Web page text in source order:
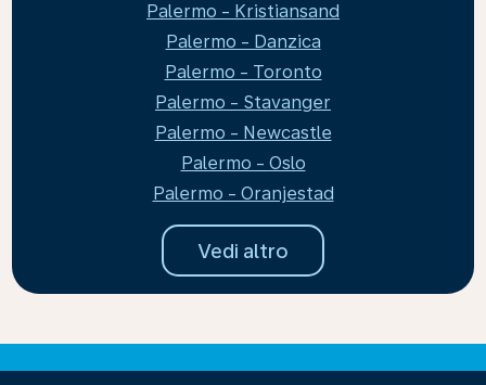
Palermo - Kristiansand
Palermo - Danzica
Palermo - Toronto
Palermo - Stavanger
Palermo - Newcastle
Palermo - Oslo
Palermo - Oranjestad
Vedi altro